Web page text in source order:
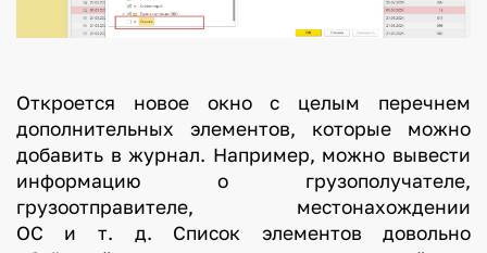
Откроется новое окно с целым перечнем
дополнительных элементов, которые можно
добавить в журнал. Например, можно вывести
информацию о грузополучателе,
грузоотправителе, местонахождении
ОС и т. д. Список элементов довольно